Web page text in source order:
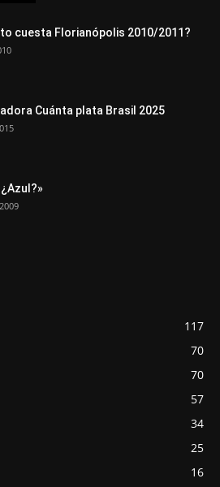
cuesta Florianópolis 2010/2011?
Cuánta plata Brasil 2025
117
70
70
57
34
25
16